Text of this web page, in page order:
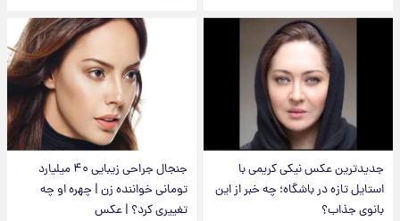
جدیدترین عکس نیکی کریمی با
استایل تازه در باشگاه؛ چه خبر از این
بانوی جذاب؟
جنجال جراحی زیبایی ۴۰ میلیارد
تومانی خواننده زن | چهره او چه
تغییری کرد؟ | عکس